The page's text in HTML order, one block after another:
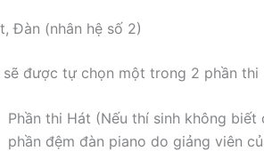
Đàn (nhân hệ số 2)
sẽ được tự chọn một trong 2 phần thi
Phần thi Hát (Nếu thí sinh không
phần đệm đàn piano do giảng viên